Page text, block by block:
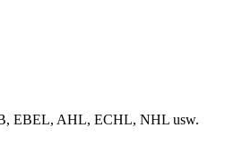
EBEL, AHL, ECHL, NHL usw.